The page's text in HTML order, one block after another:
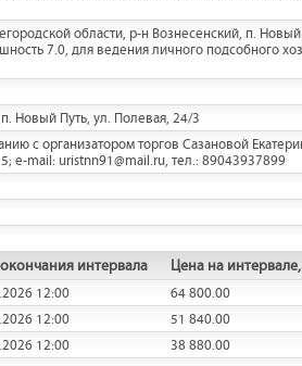
области, р-н Вознесенский, п.
7.0, для ведения личного подсобного
Новый Путь, ул. Полевая, 24/3
с организатором торгов Сазановой
e-mail: uristnn91@mail.ru, тел.: 89043937899
интервала Цена на
12:00 64 800.00
12:00 51 840.00
12:00 38 880.00